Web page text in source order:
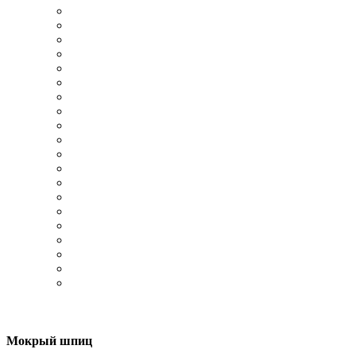
Мокрый шпиц